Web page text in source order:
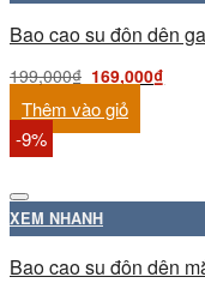
Bao cao su đôn dên
199,000₫ 169,000₫
Thêm vào giỏ
-9%
XEM NHANH
Bao cao su đôn dên